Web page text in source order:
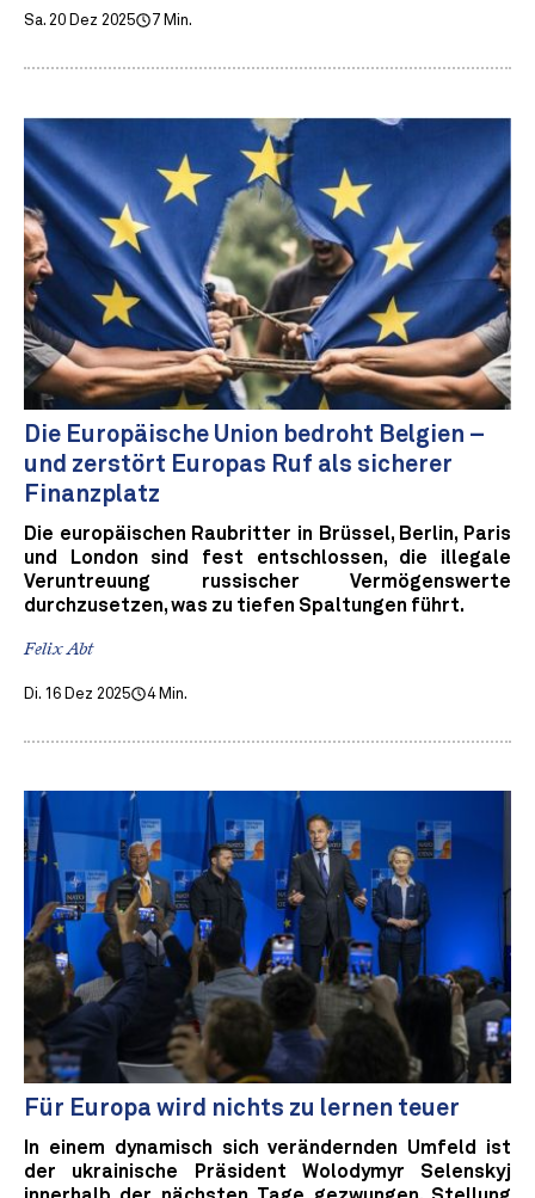
Sa. 20 Dez 2025 7 Min.
Die Europäische Union bedroht Belgien –
und zerstört Europas Ruf als sicherer
Finanzplatz
Die europäischen Raubritter in Brüssel, Berlin, Paris
und London sind fest entschlossen, die illegale
Veruntreuung russischer Vermögenswerte
durchzusetzen, was zu tiefen Spaltungen führt.
Felix Abt
Di. 16 Dez 2025 4 Min.
Für Europa wird nichts zu lernen teuer
In einem dynamisch sich verändernden Umfeld ist
der ukrainische Präsident Wolodymyr Selenskyj